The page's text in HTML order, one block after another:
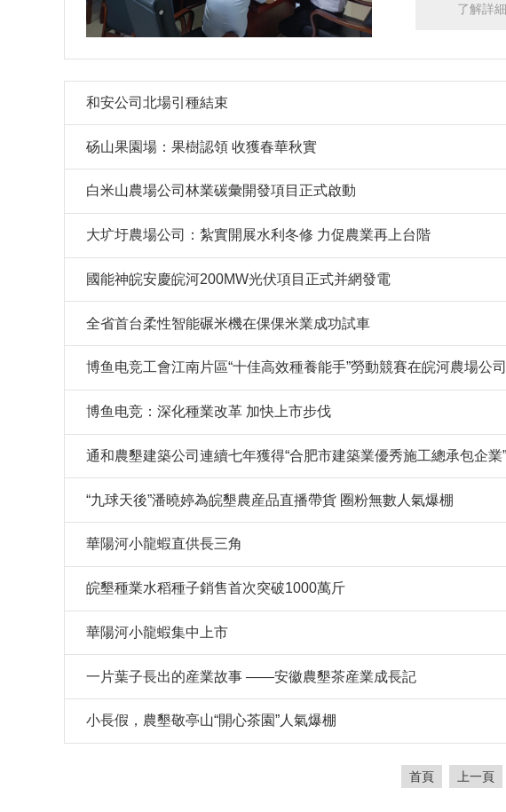
了解詳細
和安公司北場引種結束
砀山果園場：果樹認領 收獲春華秋實
白米山農場公司林業碳彙開發項目正式啟動
大圹圩農場公司：紮實開展水利冬修 力促農業再上台階
國能神皖安慶皖河200MW光伏項目正式并網發電
全省首台柔性智能碾米機在倮倮米業成功試車
博鱼电竞工會江南片區“十佳高效種養能手”勞動競賽在皖河農場公
博鱼电竞：深化種業改革 加快上市步伐
通和農墾建築公司連續七年獲得“合肥市建築業優秀施工總承包企業
“九球天後”潘曉婷為皖墾農産品直播帶貨 圈粉無數人氣爆棚
華陽河小龍蝦直供長三角
皖墾種業水稻種子銷售首次突破1000萬斤
華陽河小龍蝦集中上市
一片葉子長出的産業故事 ——安徽農墾茶産業成長記
小長假，農墾敬亭山“開心茶園”人氣爆棚
首頁 上一頁